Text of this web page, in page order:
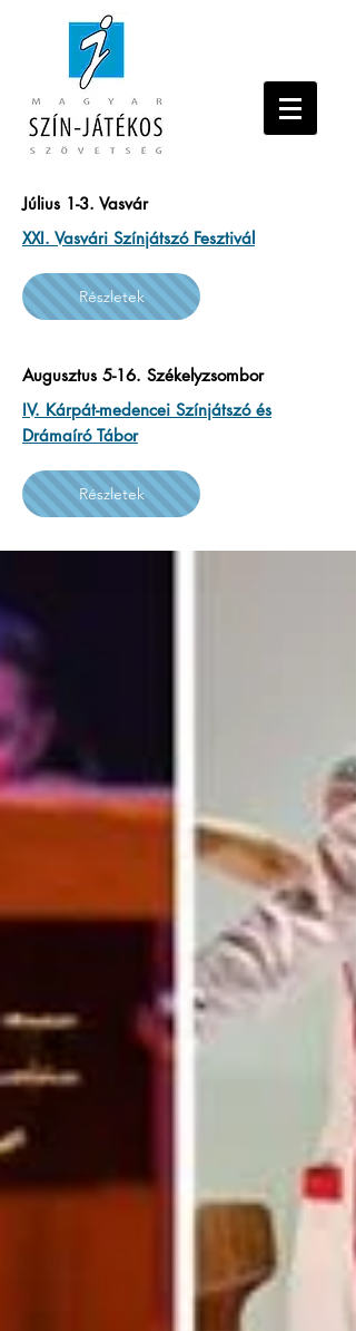
Július 1-3. Vasvár
XXI. Vasvári Színjátszó Fesztivál
Részletek
Augusztus 5-16. Székelyzsombor
IV. Kárpát-medencei Színjátszó és
Drámaíró Tábor
Részletek